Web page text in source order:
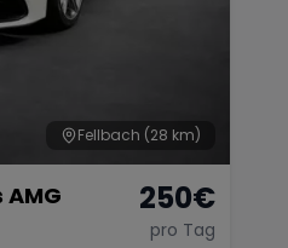
Fellbach (28 km)
250€
pro Tag